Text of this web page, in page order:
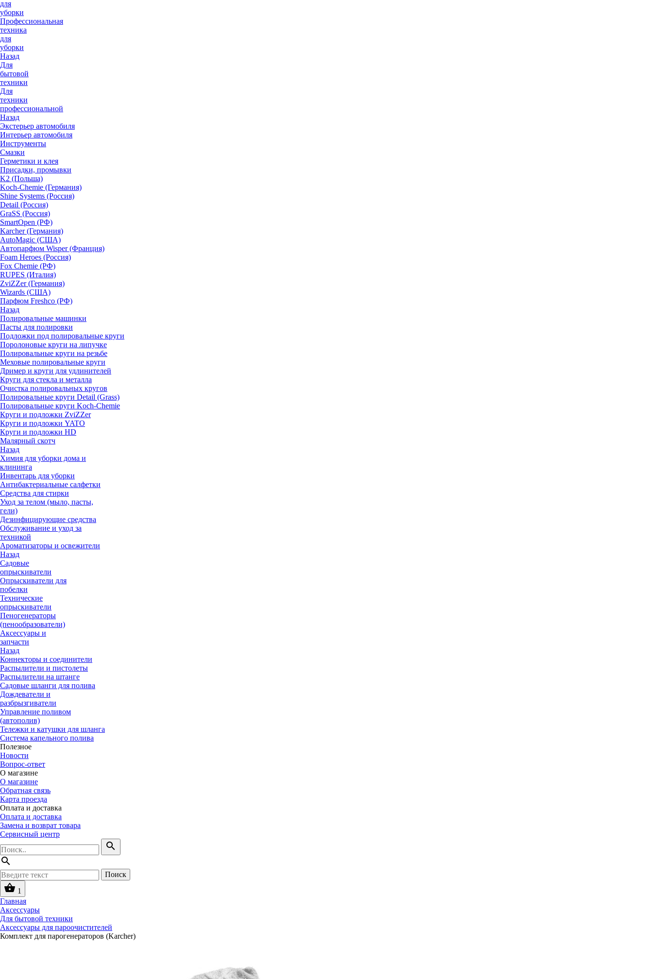
для
уборки
Профессиональная
техника
для
уборки
Назад
Для
бытовой
техники
Для
техники
профессиональной
Назад
Экстерьер автомобиля
Интерьер автомобиля
Инструменты
Смазки
Герметики и клея
Присадки, промывки
K2 (Польша)
Koch-Chemie (Германия)
Shine Systems (Россия)
Detail (Россия)
GraSS (Россия)
SmartOpen (РФ)
Karcher (Германия)
AutoMagic (США)
Автопарфюм Wisper (Франция)
Foam Heroes (Россия)
Fox Chemie (РФ)
RUPES (Италия)
ZviZZer (Германия)
Wizards (США)
Парфюм Freshco (РФ)
Назад
Полировальные машинки
Пасты для полировки
Подложки под полировальные круги
Поролоновые круги на липучке
Полировальные круги на резьбе
Меховые полировальные круги
Дример и круги для удлинителей
Круги для стекла и металла
Очистка полировальных кругов
Полировальные круги Detail (Grass)
Полировальные круги Koch-Chemie
Круги и подложки ZviZZer
Круги и подложки YATO
Круги и подложки HD
Малярный скотч
Назад
Химия для уборки дома и
клининга
Инвентарь для уборки
Антибактериальные салфетки
Средства для стирки
Уход за телом (мыло, пасты,
гели)
Дезинфицирующие средства
Обслуживание и уход за
техникой
Ароматизаторы и освежители
Назад
Садовые
опрыскиватели
Опрыскиватели для
побелки
Технические
опрыскиватели
Пеногенераторы
(пенообразователи)
Аксессуары и
запчасти
Назад
Коннекторы и соединители
Распылители и пистолеты
Распылители на штанге
Садовые шланги для полива
Дождеватели и
разбрызгиватели
Управление поливом
(автополив)
Тележки и катушки для шланга
Система капельного полива
Полезное
Новости
Вопрос-ответ
О магазине
О магазине
Обратная связь
Карта проезда
Оплата и доставка
Оплата и доставка
Замена и возврат товара
Сервисный центр
search
search
Поиск
shopping_basket 1
Главная
Аксессуары
Для бытовой техники
Аксессуары для пароочистителей
Комплект для парогенераторов (Karcher)